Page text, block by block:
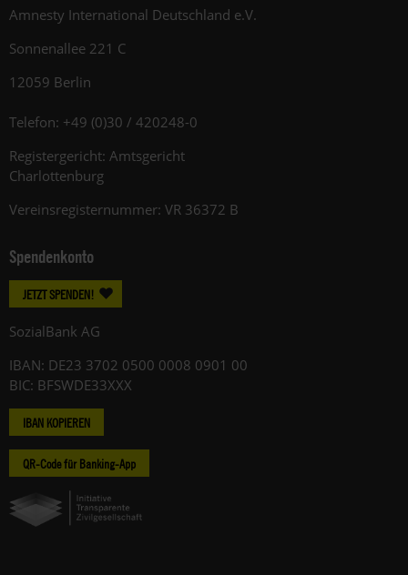
Amnesty International Deutschland e.V.
Sonnenallee 221 C
12059 Berlin
Telefon: +49 (0)30 / 420248-0
Registergericht: Amtsgericht
Charlottenburg
Vereinsregisternummer: VR 36372 B
Spendenkonto
JETZT SPENDEN!
SozialBank AG
IBAN: DE23 3702 0500 0008 0901 00
BIC: BFSWDE33XXX
IBAN KOPIEREN
QR-Code für Banking-App